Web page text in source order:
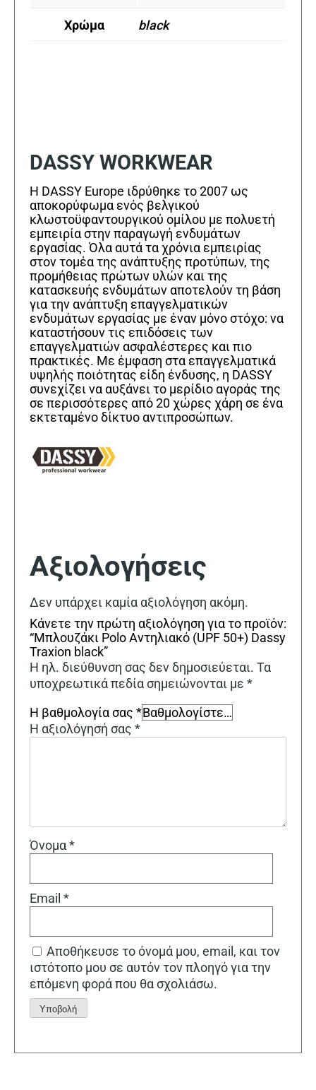
Χρώμα black
DASSY WORKWEAR
Η DASSY Europe ιδρύθηκε το 2007 ως
αποκορύφωμα ενός βελγικού
κλωστοϋφαντουργικού ομίλου με πολυετή
εμπειρία στην παραγωγή ενδυμάτων
εργασίας. Όλα αυτά τα χρόνια εμπειρίας
στον τομέα της ανάπτυξης προτύπων, της
προμήθειας πρώτων υλών και της
κατασκευής ενδυμάτων αποτελούν τη βάση
για την ανάπτυξη επαγγελματικών
ενδυμάτων εργασίας με έναν μόνο στόχο: να
καταστήσουν τις επιδόσεις των
επαγγελματιών ασφαλέστερες και πιο
πρακτικές. Με έμφαση στα επαγγελματικά
υψηλής ποιότητας είδη ένδυσης, η DASSY
συνεχίζει να αυξάνει το μερίδιο αγοράς της
σε περισσότερες από 20 χώρες χάρη σε ένα
εκτεταμένο δίκτυο αντιπροσώπων.
Αξιολογήσεις
Δεν υπάρχει καμία αξιολόγηση ακόμη.
Κάνετε την πρώτη αξιολόγηση για το προϊόν:
“Μπλουζάκι Polo Αντηλιακό (UPF 50+) Dassy
Traxion black”
Η ηλ. διεύθυνση σας δεν δημοσιεύεται. Τα
υποχρεωτικά πεδία σημειώνονται με *
Η βαθμολογία σας *
Η αξιολόγησή σας *
Όνομα*
Email *
Αποθήκευσε το όνομά μου, email, και τον
ιστότοπο μου σε αυτόν τον πλοηγό για την
επόμενη φορά που θα σχολιάσω.